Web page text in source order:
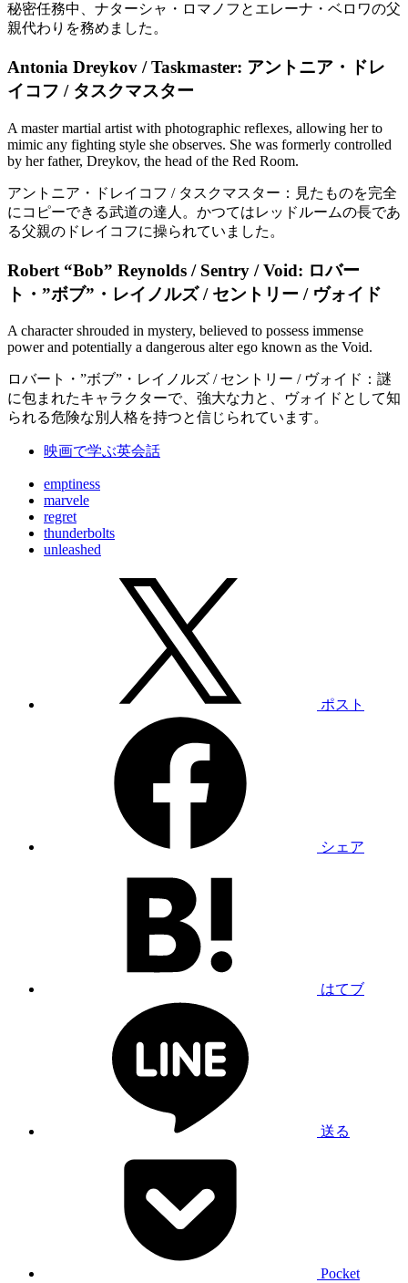
秘密任務中、ナターシャ・ロマノフとエレーナ・ベロワの父
親代わりを務めました。
Antonia Dreykov / Taskmaster: アントニア・ドレ
イコフ / タスクマスター
A master martial artist with photographic reflexes, allowing her to
mimic any fighting style she observes. She was formerly controlled
by her father, Dreykov, the head of the Red Room.
アントニア・ドレイコフ / タスクマスター：見たものを完全
にコピーできる武道の達人。かつてはレッドルームの長であ
る父親のドレイコフに操られていました。
Robert “Bob” Reynolds / Sentry / Void: ロバー
ト・”ボブ”・レイノルズ / セントリー / ヴォイド
A character shrouded in mystery, believed to possess immense
power and potentially a dangerous alter ego known as the Void.
ロバート・”ボブ”・レイノルズ / セントリー / ヴォイド：謎
に包まれたキャラクターで、強大な力と、ヴォイドとして知
られる危険な別人格を持つと信じられています。
映画で学ぶ英会話
emptiness
marvele
regret
thunderbolts
unleashed
ポスト
シェア
はてブ
送る
Pocket